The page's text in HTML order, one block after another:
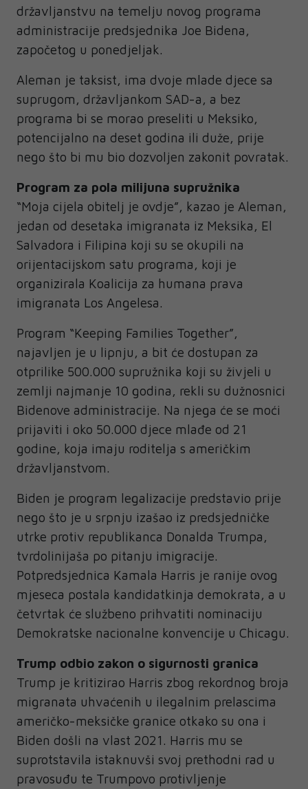
državljanstvu na temelju novog programa
administracije predsjednika Joe Bidena,
započetog u ponedjeljak.
Aleman je taksist, ima dvoje mlade djece sa
suprugom, državljankom SAD-a, a bez
programa bi se morao preseliti u Meksiko,
potencijalno na deset godina ili duže, prije
nego što bi mu bio dozvoljen zakonit povratak.
Program za pola milijuna supružnika
“Moja cijela obitelj je ovdje”, kazao je Aleman,
jedan od desetaka imigranata iz Meksika, El
Salvadora i Filipina koji su se okupili na
orijentacijskom satu programa, koji je
organizirala Koalicija za humana prava
imigranata Los Angelesa.
Program “Keeping Families Together”,
najavljen je u lipnju, a bit će dostupan za
otprilike 500.000 supružnika koji su živjeli u
zemlji najmanje 10 godina, rekli su dužnosnici
Bidenove administracije. Na njega će se moći
prijaviti i oko 50.000 djece mlađe od 21
godine, koja imaju roditelja s američkim
državljanstvom.
Biden je program legalizacije predstavio prije
nego što je u srpnju izašao iz predsjedničke
utrke protiv republikanca Donalda Trumpa,
tvrdolinijaša po pitanju imigracije.
Potpredsjednica Kamala Harris je ranije ovog
mjeseca postala kandidatkinja demokrata, a u
četvrtak će službeno prihvatiti nominaciju
Demokratske nacionalne konvencije u Chicagu.
Trump odbio zakon o sigurnosti granica
Trump je kritizirao Harris zbog rekordnog broja
migranata uhvaćenih u ilegalnim prelascima
američko-meksičke granice otkako su ona i
Biden došli na vlast 2021. Harris mu se
suprotstavila istaknuvši svoj prethodni rad u
pravosuđu te Trumpovo protivljenje